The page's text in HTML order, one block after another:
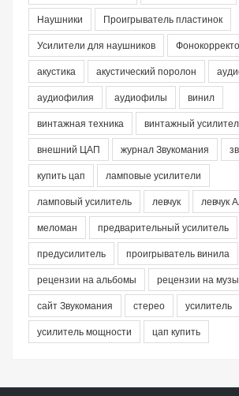
Наушники
Проигрыватель пластинок
Усилители для наушников
акустика
акустический поролон
аудиофилия
аудиофилы
винил
винтажная техника
винтажный
внешний ЦАП
журнал Звукомания
купить цап
ламповые усилители
ламповый усилитель
левчук
левчук
меломан
предварительный усилитель
предусилитель
проигрыватель винила
рецензии на альбомы
рецензии на
сайт Звукомания
стерео
усилитель
усилитель мощности
цап купить